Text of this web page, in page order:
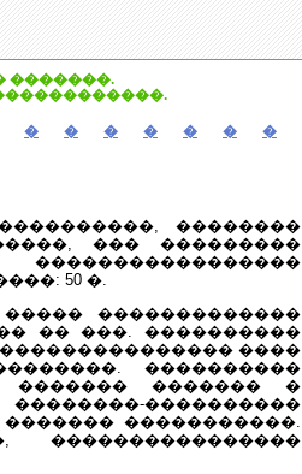
�������.
� � � � � � �
��������
��� ���������
50 �.
�������������
�� ���. ����������
����
����������
������� ������� �
����������
�����������.
����������������